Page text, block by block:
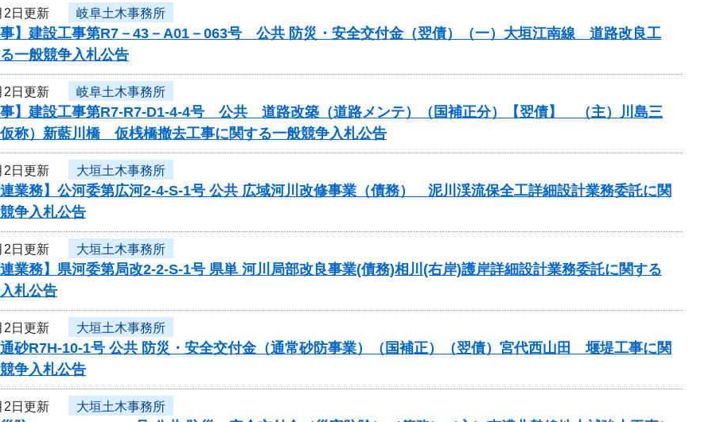
2日更新 岐阜土木事務所
事】建設工事第R7－43－A01－063号 公共 防災・安全交付金（翌債）（一）大垣江南線 道路改良工
一般競争入札公告
2日更新 岐阜土木事務所
事】建設工事第R7-R7-D1-4-4号 公共 道路改築（道路メンテ）（国補正分）【翌債】 （主）川島三
称）新藍川橋 仮桟橋撤去工事に関する一般競争入札公告
2日更新 大垣土木事務所
連業務】公河委第広河2-4-S-1号 公共 広域河川改修事業（債務） 泥川渓流保全工詳細設計業務委託に関
争入札公告
2日更新 大垣土木事務所
連業務】県河委第局改2-2-S-1号 県単 河川局部改良事業(債務)相川(右岸)護岸詳細設計業務委託に関する
札公告
2日更新 大垣土木事務所
砂R7H-10-1号 公共 防災・安全交付金（通常砂防事業）（国補正）（翌債）宮代西山田 堰堤工事に関
争入札公告
2日更新 大垣土木事務所